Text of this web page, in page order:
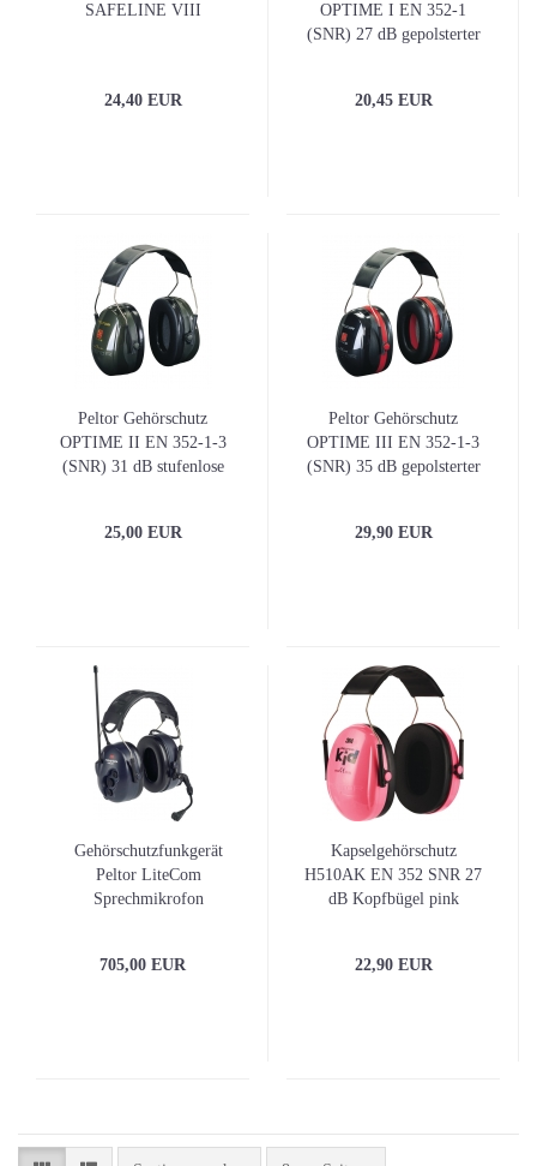
SAFELINE VIII
24,40 EUR
OPTIME I EN 352-1
(SNR) 27 dB gepolsterter
20,45 EUR
Peltor Gehörschutz
OPTIME II EN 352-1-3
(SNR) 31 dB stufenlose
25,00 EUR
Peltor Gehörschutz
OPTIME III EN 352-1-3
(SNR) 35 dB gepolsterter
29,90 EUR
Gehörschutzfunkgerät
Peltor LiteCom
Sprechmikrofon
3:2002 32 dB 3M
705,00 EUR
Kapselgehörschutz
H510AK EN 352 SNR 27
dB Kopfbügel pink
22,90 EUR